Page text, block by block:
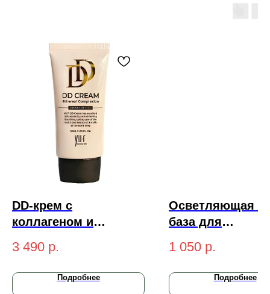
DD-крем с
коллагеном и
Cream Ethereal
Complexion SPF50+
PA++++ (light-
3 490 р.
Подробнее
Осветляющая
база для
Rom&Nd Back
Tone Up Cream
1 050 р.
Подробнее